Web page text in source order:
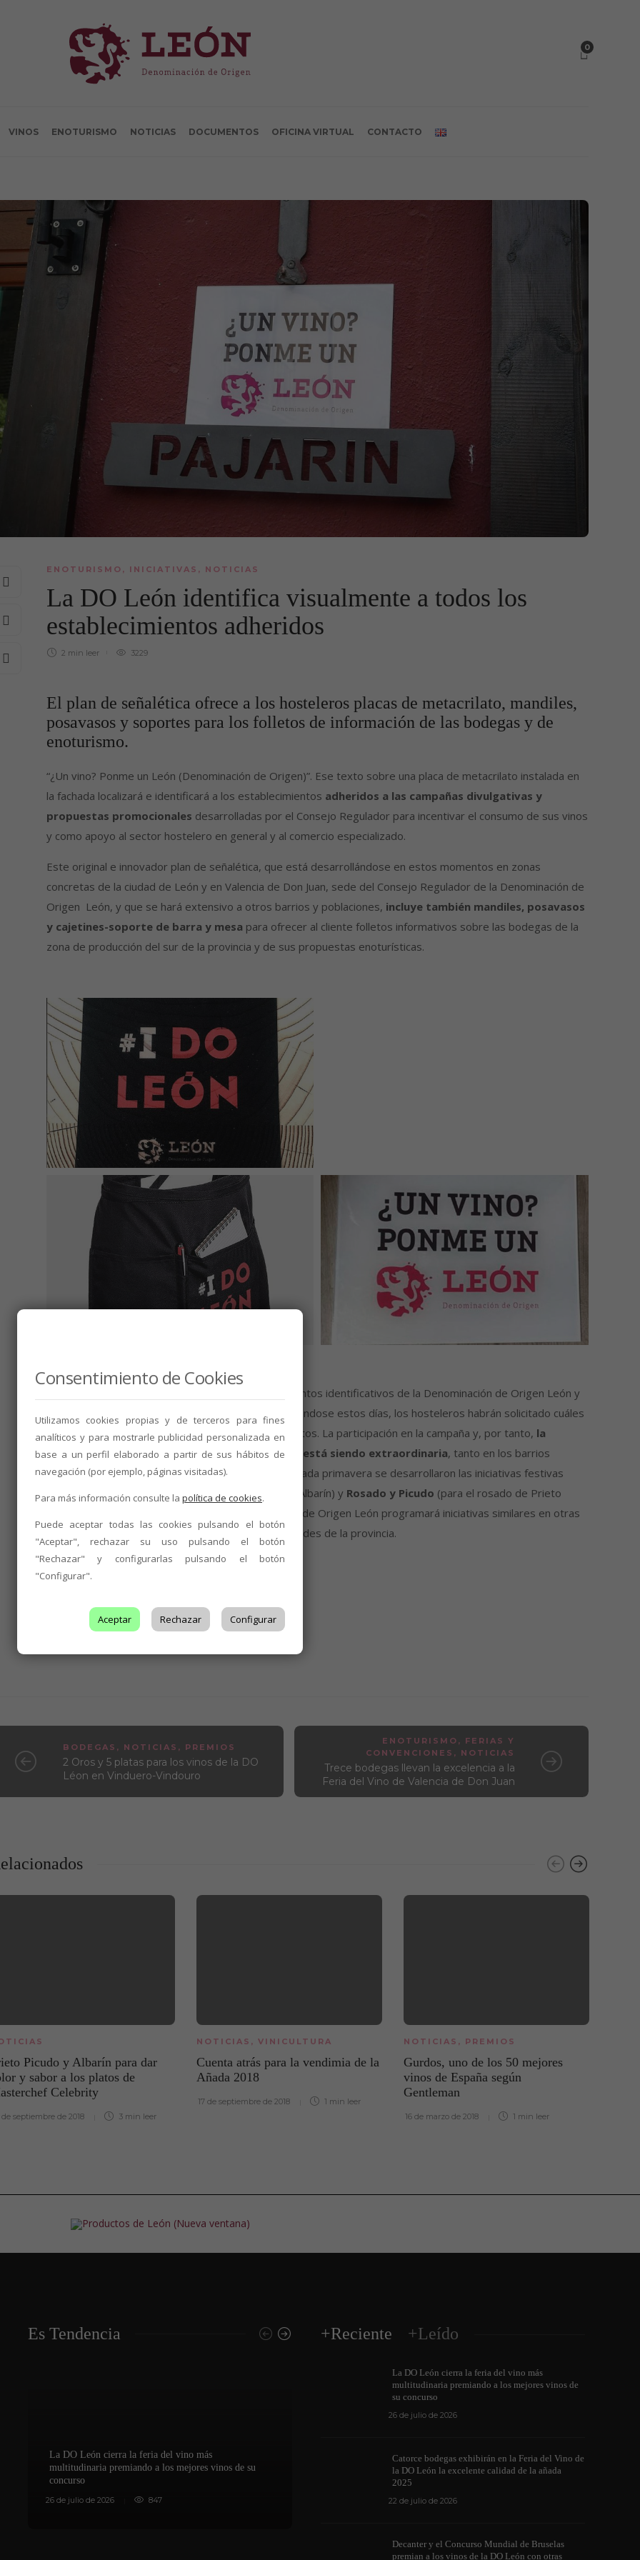
0
VINOS ENOTURISMO NOTICIAS DOCUMENTOS OFICINA VIRTUAL CONTACTO
ENOTURISMO , INICIATIVAS , NOTICIAS
La DO León identifica visualmente a todos los
establecimientos adheridos
2 min leer 3229
El plan de señalética ofrece a los hosteleros placas de metacrilato, mandiles,
posavasos y soportes para los folletos de información de las bodegas y de
enoturismo.
“¿Un vino? Ponme un León (Denominación de Origen)”. Ese texto sobre una placa de metacrilato instalada en
la fachada localizará e identificará a los establecimientos adheridos a las campañas divulgativas y
propuestas promocionales desarrolladas por el Consejo Regulador para incentivar el consumo de sus vinos
y como apoyo al sector hostelero en general y al comercio especializado.
Este original e innovador plan de señalética, que está desarrollándose en estos momentos en zonas
concretas de la ciudad de León y en Valencia de Don Juan, sede del Consejo Regulador de la Denominación de
Origen León, y que se hará extensivo a otros barrios y poblaciones, incluye también mandiles, posavasos
y cajetines-soporte de barra y mesa para ofrecer al cliente folletos informativos sobre las bodegas de la
zona de producción del sur de la provincia y de sus propuestas enoturísticas.
de esos elementos identificativos de la Denominación de Origen León y
de su eslogan I DO León-Haz León, que está realizándose estos días, los hosteleros habrán solicitado cuáles
de ellos y cuántos necesitan para sus establecimientos. La participación en la campaña y, por tanto, la
adhesión a los objetivos del Consejo Regulador está siendo extraordinaria, tanto en los barrios
Romántico y Húmedo de la capital, en los que la pasada primavera se desarrollaron las iniciativas festivas
Blancomántico(para el vino blanco de la variedad Albarín) y Rosado y Picudo (para el rosado de Prieto
Picudo), como en la villa coyantina. La Denominación de Origen León programará iniciativas similares en otras
zonas de la ciudad y, más adelante, en otras localidades de la provincia.
Puedes solicitar la señaléticaaquí
BODEGAS , NOTICIAS , PREMIOS
2 Oros y 5 platas para los vinos de la DO
Léon en Vinduero-Vindouro
ENOTURISMO , FERIAS Y
CONVENCIONES , NOTICIAS
Trece bodegas llevan la excelencia a la
Feria del Vino de Valencia de Don Juan
Picudo y Albarín para dar
y sabor a los platos de
Celebrity
de septiembre de 2018 3 min leer
NOTICIAS , VINICULTURA
Cuenta atrás para la vendimia de la
Añada 2018
17 de septiembre de 2018 1 min leer
NOTICIAS , PREMIOS
Gurdos, uno de los 50 mejores
vinos de España según
Gentleman
16 de marzo de 2018 1 min leer
Es Tendencia
La DO León cierra la feria del vino más
multitudinaria premiando a los mejores vinos de su
concurso
26 de julio de 2026 847
Vino de la DO León para León XIV
1172
Los vinos de
+Reciente +Leído
La DO León cierra la feria del vino más
multitudinaria premiando a los mejores vinos de
su concurso
26 de julio de 2026
Catorce bodegas exhibirán en la Feria del Vino de
la DO León la excelente calidad de la añada
2025
22 de julio de 2026
Decanter y el Concurso Mundial de Bruselas
premian a los vinos de la DO León con otras
Consentimiento de Cookies
Utilizamos cookies propias y de terceros para fines
analíticos y para mostrarle publicidad personalizada en
base a un perfil elaborado a partir de sus hábitos de
navegación (por ejemplo, páginas visitadas).
Para más información consulte la política de cookies.
Puede aceptar todas las cookies pulsando el botón
"Aceptar", rechazar su uso pulsando el botón
"Rechazar" y configurarlas pulsando el botón
"Configurar".
Aceptar Rechazar Configurar